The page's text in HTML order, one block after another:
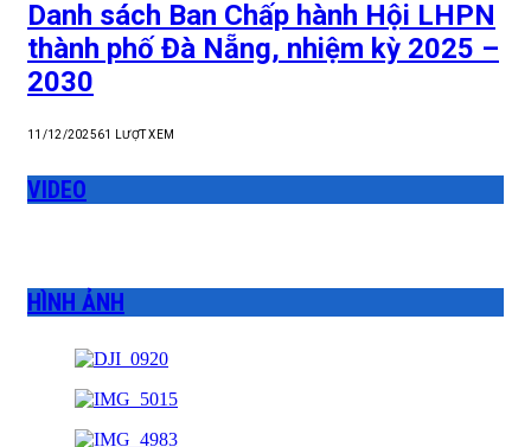
Danh sách Ban Chấp hành Hội LHPN
thành phố Đà Nẵng, nhiệm kỳ 2025 –
2030
11/12/202561 LƯỢT XEM
VIDEO
HÌNH ẢNH